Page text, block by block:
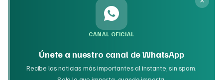
CANAL OFICIAL
Únete a nuestro canal de WhatsApp
Recibe las noticias más importantes al instante, sin spam.